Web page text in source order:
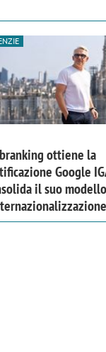
ottiene la
Google
il suo